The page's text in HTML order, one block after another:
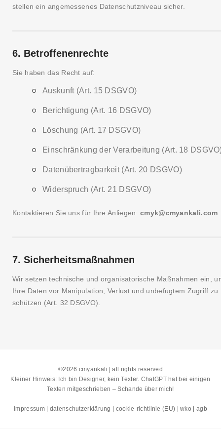
stellen ein angemessenes Datenschutzniveau sicher.
6. Betroffenenrechte
Sie haben das Recht auf:
Auskunft (Art. 15 DSGVO)
Berichtigung (Art. 16 DSGVO)
Löschung (Art. 17 DSGVO)
Einschränkung der Verarbeitung (Art. 18
Datenübertragbarkeit (Art. 20 DSGVO)
Widerspruch (Art. 21 DSGVO)
Kontaktieren Sie uns für Ihre Anliegen: cmyk@cmyankali.com
7. Sicherheitsmaßnahmen
Wir setzen technische und organisatorische Maßnahmen ein,
Ihre Daten vor Manipulation, Verlust und unbefugtem Zugriff zu
schützen (Art. 32 DSGVO).
©2026 cmyankali | all rights reserved
Kleiner Hinweis: Ich bin Designer, kein Texter. ChatGPT hat bei einigen
Texten mitgeschrieben – Schande über mich!
impressum| datenschutzerklärung cookie-richtlinie (EU) |wko agb